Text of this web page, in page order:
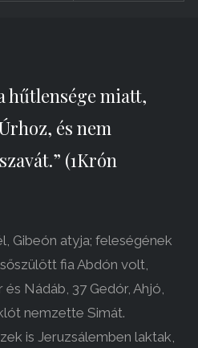
hűtlensége miatt,
és nem
(1Krón
Gibeón atyja; feleségének
fia Abdón volt,
és Nádáb, 37 Gedór, Ahjó,
nemzette Simát.
is Jeruzsálemben laktak,